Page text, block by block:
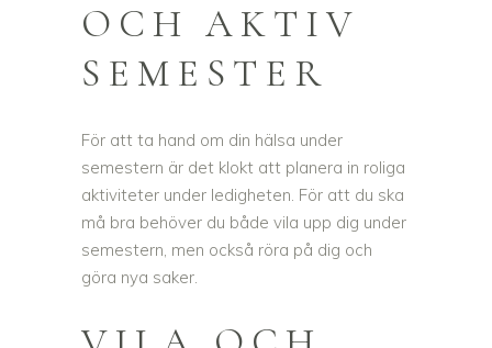
OCH AKTIV
SEMESTER
För att ta hand om din hälsa under
semestern är det klokt att planera in roliga
aktiviteter under ledigheten. För att du ska
må bra behöver du både vila upp dig under
semestern, men också röra på dig och
göra nya saker.